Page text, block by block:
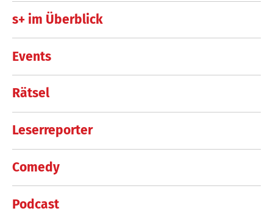
s+ im Überblick
Events
Rätsel
Leserreporter
Comedy
Podcast